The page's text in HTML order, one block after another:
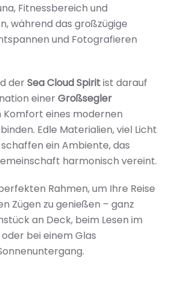
Fitnessbereich und
während das großzügige
und Fotografieren
derSea Cloud Spiritist darauf
einerGroßsegler
Komfort eines modernen
Edle Materialien, viel Licht
ein Ambiente, das
harmonisch vereint.
Rahmen, um Ihre Reise
Zügen zu genießen – ganz
an Deck, beim Lesen im
bei einem Glas